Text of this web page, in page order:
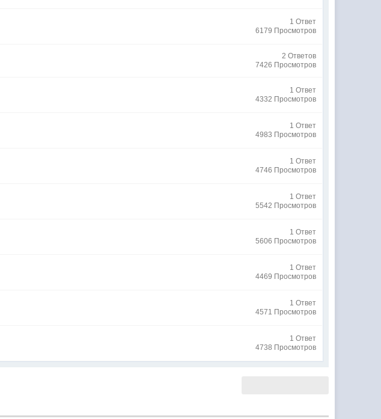
1 Ответ
6179 Просмотров
2 Ответов
7426 Просмотров
1 Ответ
4332 Просмотров
1 Ответ
4983 Просмотров
1 Ответ
4746 Просмотров
1 Ответ
5542 Просмотров
1 Ответ
5606 Просмотров
1 Ответ
4469 Просмотров
1 Ответ
4571 Просмотров
1 Ответ
4738 Просмотров